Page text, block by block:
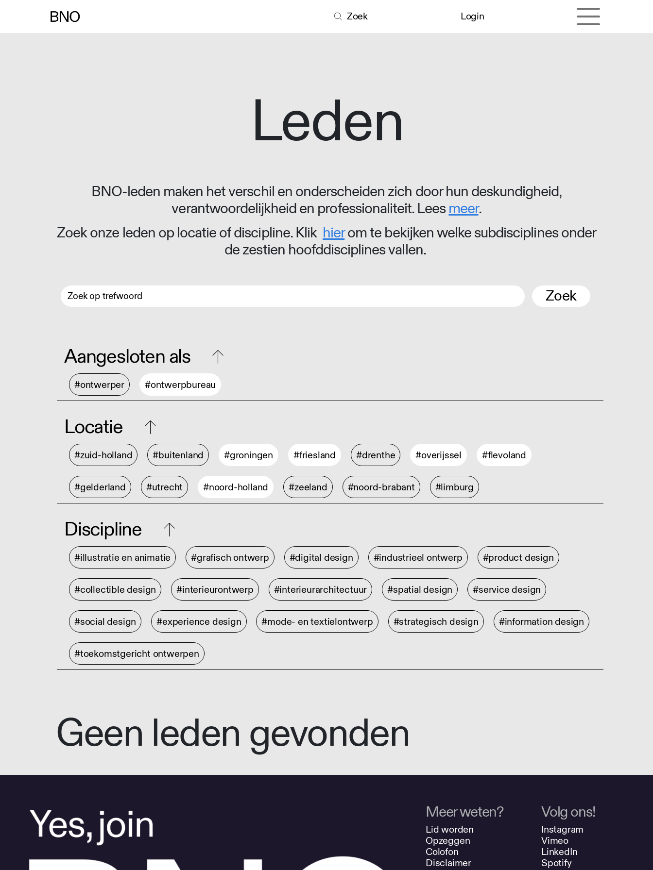
Zoek Login
Leden
BNO-leden maken het verschil en onderscheiden zich door hun deskundigheid,
verantwoordelijkheid en professionaliteit. Leesmeer.
Zoek onze leden op locatie of discipline. Klik hierom te bekijken welke subdisciplines onder
de zestien hoofddisciplines vallen.
Zoek
Aangesloten als
#ontwerper #ontwerpbureau
Locatie
#zuid-holland #buitenland #groningen #friesland #drenthe #overijssel #flevoland
#gelderland #utrecht #noord-holland #zeeland #noord-brabant #limburg
Discipline
#illustratie en animatie #grafisch ontwerp #digital design #industrieel ontwerp #product design
#collectible design #interieurontwerp #interieurarchitectuur #spatial design #service design
#social design #experience design #mode- en textielontwerp #strategisch design #information design
#toekomstgericht ontwerpen
Geen leden gevonden
Meer weten?
Lid worden
Opzeggen
Colofon
Disclaimer
Volg ons!
Instagram
Vimeo
LinkedIn
Spotify